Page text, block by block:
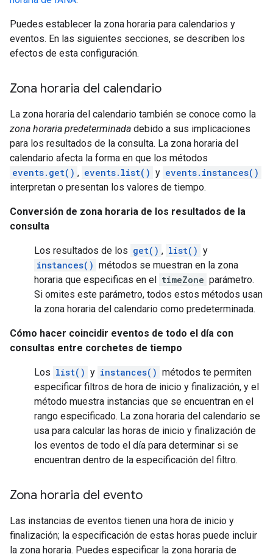
Puedes establecer la zona horaria para calendarios y
eventos. En las siguientes secciones, se describen los
efectos de esta configuración.
Zona horaria del calendario
La zona horaria del calendario también se conoce como la
zona horaria predeterminada debido a sus implicaciones
para los resultados de la consulta. La zona horaria del
calendario afecta la forma en que los métodos
events.get() , events.list() y events.instances()
interpretan o presentan los valores de tiempo.
Conversión de zona horaria de los resultados de la
consulta
Los resultados de los get() , list() y
instances() métodos se muestran en la zona
horaria que especificas en el timeZone parámetro.
Si omites este parámetro, todos estos métodos usan
la zona horaria del calendario como predeterminada.
Cómo hacer coincidir eventos de todo el día con
consultas entre corchetes de tiempo
Los list() y instances() métodos te permiten
especificar filtros de hora de inicio y finalización, y el
método muestra instancias que se encuentran en el
rango especificado. La zona horaria del calendario se
usa para calcular las horas de inicio y finalización de
los eventos de todo el día para determinar si se
encuentran dentro de la especificación del filtro.
Zona horaria del evento
Las instancias de eventos tienen una hora de inicio y
finalización; la especificación de estas horas puede incluir
la zona horaria. Puedes especificar la zona horaria de